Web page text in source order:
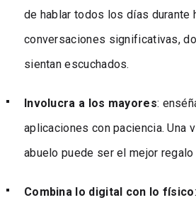
de hablar todos los días durante
conversaciones significativas,
sientan escuchados.
Involucra a los mayores:
aplicaciones con paciencia. Una
abuelo puede ser el mejor regalo
Combina lo digital con lo físico